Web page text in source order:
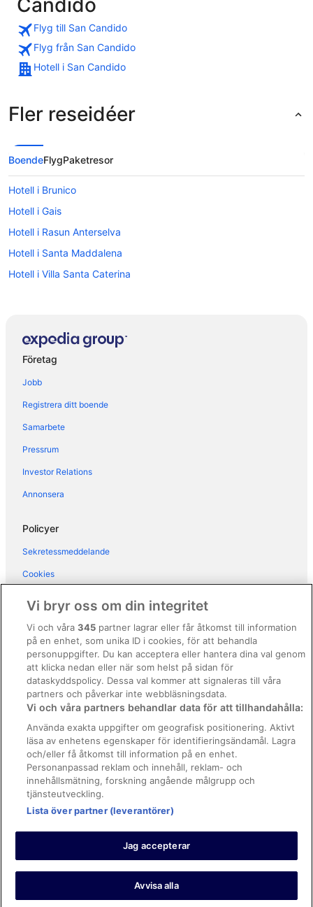
Candido
Flyg till San Candido
Flyg från San Candido
Hotell i San Candido
Fler reseidéer
BoendeFlygPaketresor
Hotell i Brunico
Hotell i Gais
Hotell i Rasun Anterselva
Hotell i Santa Maddalena
Hotell i Villa Santa Caterina
Företag
Jobb
Registrera ditt boende
Samarbete
Pressrum
Investor Relations
Annonsera
Policyer
Sekretessmeddelande
Cookies
Regler och villkor för Vrbo
Tillgänglighetsanpassning
Juridisk information/Kontakta oss
Riktlinjer för innehåll och anmäla innehåll
Hjälp
Kontakta oss
Avboka eller ändra din bokning
Boka ett flyg med flygbolagskredit
Återbetalningsprocess och tidslinjer
© 2026 Expedia, Inc., ett företag inom Expedia Group.
https://www.expediagroup.com/ Med ensamrätt. MrJet är ett
varumärke eller registrerat varumärke som tillhör Expedia, Inc.
Vi bryr oss om din integritet
Vi och våra345 partner lagrar eller får åtkomst till information
på en enhet, som unika ID i cookies, för att behandla
personuppgifter. Du kan acceptera eller hantera dina val genom
att klicka nedan eller när som helst på sidan för
dataskyddspolicy. Dessa val kommer att signaleras till våra
partners och påverkar inte webbläsningsdata.
Vi och våra partners behandlar data för att tillhandahålla:
Använda exakta uppgifter om geografisk positionering. Aktivt
läsa av enhetens egenskaper för identifieringsändamål. Lagra
och/eller få åtkomst till information på en enhet.
Personanpassad reklam och innehåll, reklam- och
innehållsmätning, forskning angående målgrupp och
tjänsteutveckling.
Lista över partner (leverantörer)
Jag accepterar
Avvisa alla